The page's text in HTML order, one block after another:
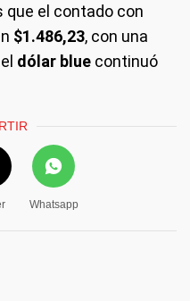
que el contado con
$1.486,23, con una
dólar blue continuó
Whatsapp